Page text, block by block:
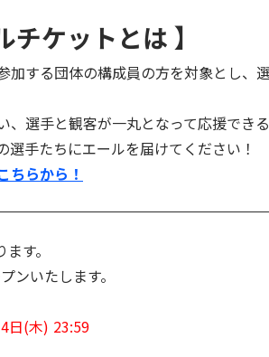
チケットとは 】
加する団体の構成員の方を対象とし
選手と観客が一丸となって応援できる
手たちにエールを届けてください！
ちらから！
す。
ンいたします。
(木) 23:59